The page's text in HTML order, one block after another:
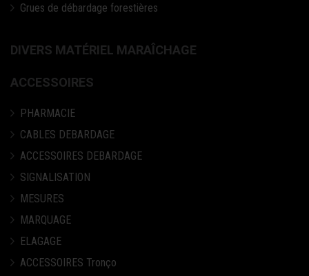
Grues de débardage forestières
DIVERS MATÉRIEL MARAÎCHAGE
ACCESSOIRES
PHARMACIE
CABLES DEBARDAGE
ACCESSOIRES DEBARDAGE
SIGNALISATION
MESURES
MARQUAGE
ELAGAGE
ACCESSOIRES Tronço